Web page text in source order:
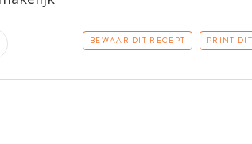
BEWAAR DIT RECEPT PRINT